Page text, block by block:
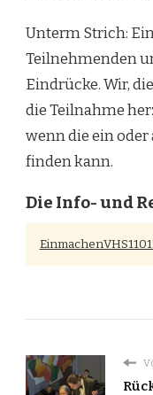
Unterm Strich:
Teilnehmenden
Eindrücke. Wir,
die Teilnahme
wenn die ein
finden kann.
Die Info- und